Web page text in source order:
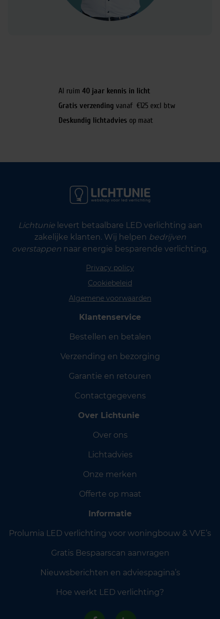
Al ruim 40 jaar kennis in licht
Gratis verzending vanaf €125 excl btw
Deskundig lichtadvies op maat
Lichtunielevert betaalbare LED verlichting aan
zakelijke klanten. Wij helpen bedrijven
overstappen naar energie besparende verlichting.
Privacy policy
Cookiebeleid
Algemene voorwaarden
Klantenservice
Bestellen en betalen
Verzending en bezorging
Garantie en retouren
Contactgegevens
Over Lichtunie
Over ons
Lichtadvies
Onze merken
Offerte op maat
Informatie
Prolumia LED verlichting voor woningbouw & VVE’s
Gratis Bespaarscan aanvragen
Nieuwsberichten en adviespagina’s
Hoe werkt LED verlichting?